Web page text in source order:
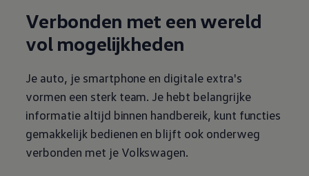
Verbonden met een wereld
vol mogelijkheden
Je auto, je smartphone en digitale extra's
vormen een sterk team. Je hebt belangrijke
informatie altijd binnen handbereik, kunt functies
gemakkelijk bedienen en blijft ook onderweg
verbonden met je Volkswagen.